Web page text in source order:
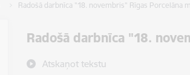
Radošā darbnīca "18. novembris" Rīgas Porcelāna
Radošā darbnīca "18.
Atskaņot tekstu